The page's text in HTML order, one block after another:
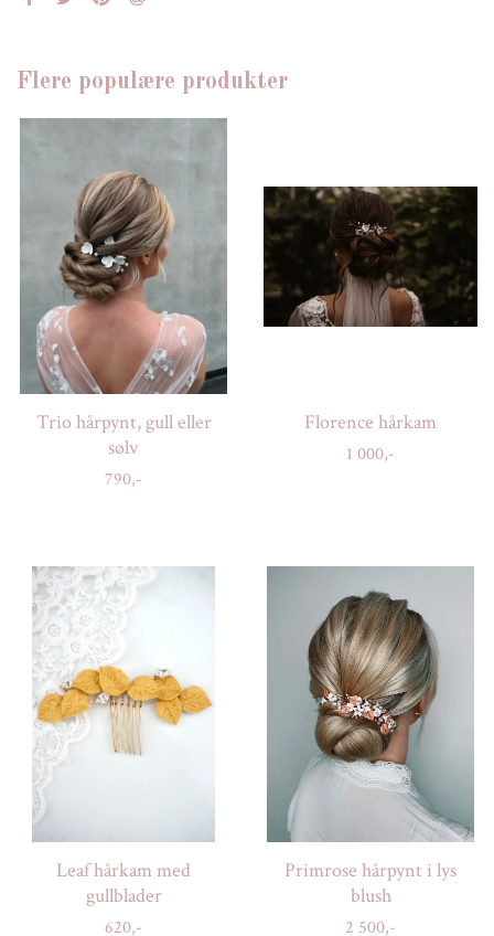
Flere populære produkter
Trio hårpynt, gull eller
sølv
790,-
Florence hårkam
1 000,-
Leaf hårkam med
gullblader
620,-
Primrose hårpynt i lys
blush
2 500,-